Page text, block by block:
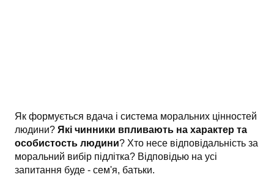
Як формується вдача і система моральних цінностей
людини? Які чинники впливають на характер та
особистость людини? Хто несе відповідальність за
моральний вибір підлітка? Відповідью на усі
запитання буде - сем'я, батьки.